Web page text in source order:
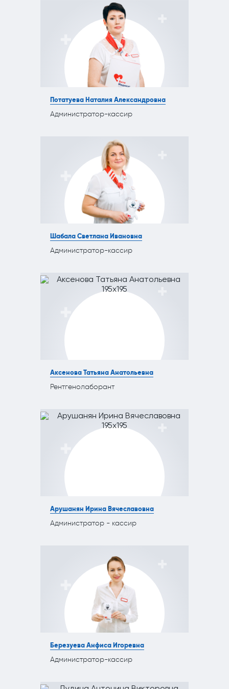
Потатуева Наталия Александровна
Администратор-кассир
Шабала Светлана Ивановна
Администратор-кассир
Аксенова Татьяна Анатольевна
Рентгенолаборант
Арушанян Ирина Вячеславовна
Администратор - кассир
Березуева Анфиса Игоревна
Администратор-кассир